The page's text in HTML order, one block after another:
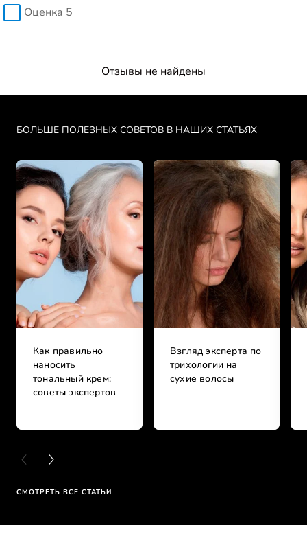
Оценка 5
Отзывы не найдены
БОЛЬШЕ ПОЛЕЗНЫХ СОВЕТОВ В НАШИХ СТАТЬЯХ
Как правильно
наносить
тональный крем:
советы экспертов
Взгляд эксперта по
трихологии на
сухие волосы
PREVIOUS CARD
NEXT CARD
СМОТРЕТЬ ВСЕ СТАТЬИ